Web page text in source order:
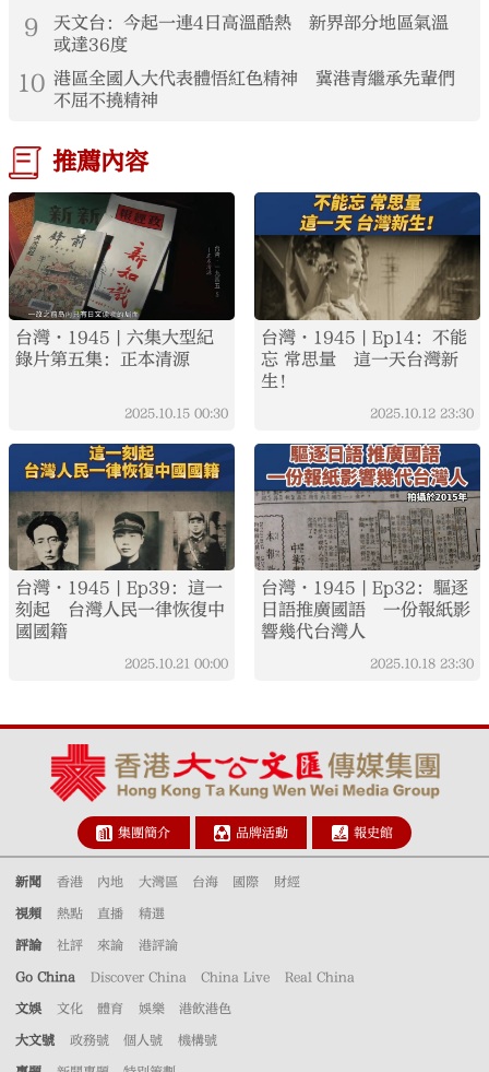
9
天文台：今起一連4日高溫酷熱 新界部分地區氣溫
或達36度
10 港區全國人大代表體悟紅色精神 冀港青繼承先輩們
不屈不撓精神
推薦內容
台灣·1945 | 六集大型紀
錄片第五集：正本清源
2025.10.15 00:30
台灣·1945 | Ep14：不能
忘 常思量 這一天台灣新
生！
2025.10.12 23:30
台灣·1945 | Ep39：這一
刻起 台灣人民一律恢復中
國國籍
2025.10.21 00:00
台灣·1945 | Ep32：驅逐
日語推廣國語 一份報紙影
響幾代台灣人
2025.10.18 23:30
集團簡介 品牌活動 報史館
新聞 香港 內地 大灣區 台海 國際 財經
視頻 熱點 直播 精選
評論 社評 來論 港評論
Go China Discover China China Live Real China
文娛 文化 體育 娛樂 港飲港色
大文號 政務號 個人號 機構號